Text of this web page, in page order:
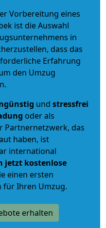
Vorbereitung eines
ist die Auswahl
in
dass das
Erfahrung
den Umzug
und stressfrei
oder als
Partnernetzwerk, das
haben, ist
international
jetzt kostenlose
einen ersten
für Ihren Umzug.
erhalten